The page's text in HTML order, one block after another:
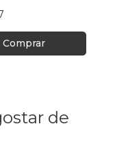
Comprar
de